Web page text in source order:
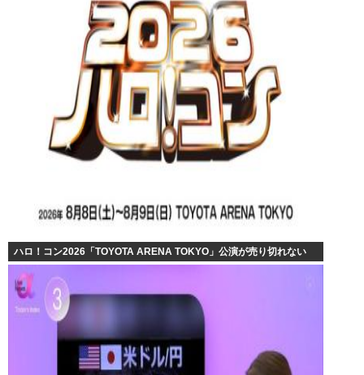
ハロ！コン2026「TOYOTA ARENA TOKYO」公演が売り切れない